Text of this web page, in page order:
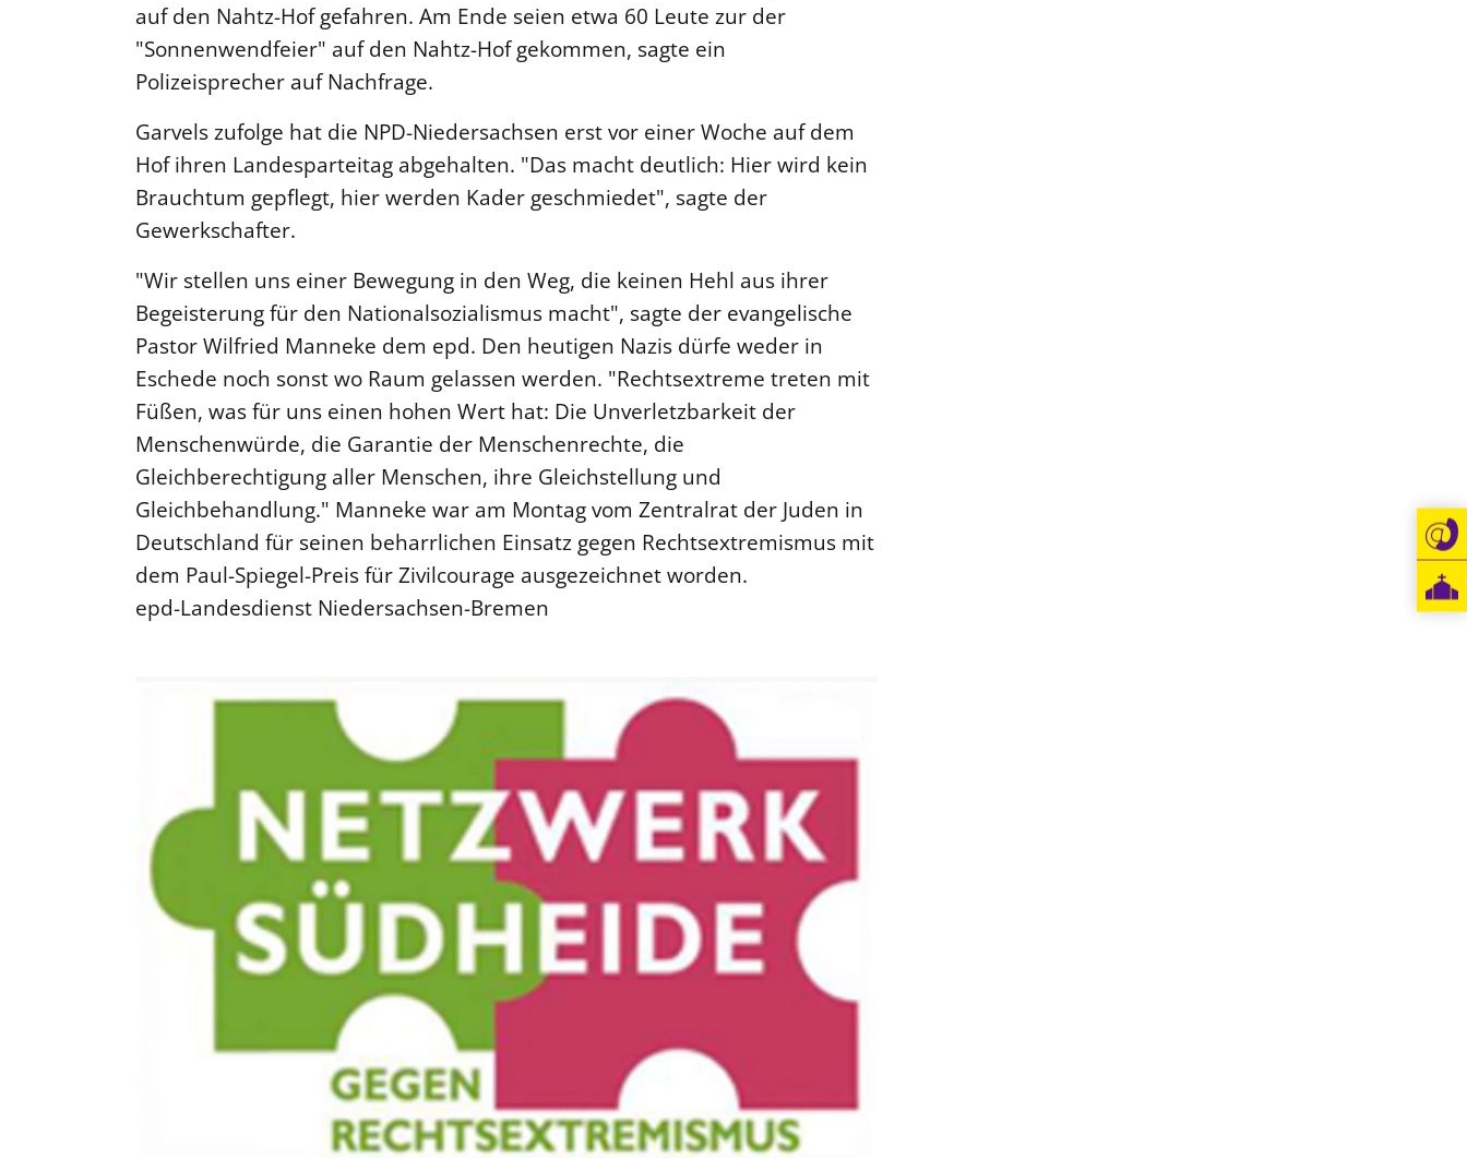
auf den Nahtz-Hof gefahren. Am Ende seien etwa 60 Leute zur der
"Sonnenwendfeier" auf den Nahtz-Hof gekommen, sagte ein
Polizeisprecher auf Nachfrage.
Garvels zufolge hat die NPD-Niedersachsen erst vor einer Woche auf dem
Hof ihren Landesparteitag abgehalten. "Das macht deutlich: Hier wird kein
Brauchtum gepflegt, hier werden Kader geschmiedet", sagte der
Gewerkschafter.
"Wir stellen uns einer Bewegung in den Weg, die keinen Hehl aus ihrer
Begeisterung für den Nationalsozialismus macht", sagte der evangelische
Pastor Wilfried Manneke dem epd. Den heutigen Nazis dürfe weder in
Eschede noch sonst wo Raum gelassen werden. "Rechtsextreme treten mit
Füßen, was für uns einen hohen Wert hat: Die Unverletzbarkeit der
Menschenwürde, die Garantie der Menschenrechte, die
Gleichberechtigung aller Menschen, ihre Gleichstellung und
Gleichbehandlung." Manneke war am Montag vom Zentralrat der Juden in
Deutschland für seinen beharrlichen Einsatz gegen Rechtsextremismus mit
dem Paul-Spiegel-Preis für Zivilcourage ausgezeichnet worden.
epd-Landesdienst Niedersachsen-Bremen